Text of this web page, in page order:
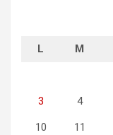
L M
3 4
10 11